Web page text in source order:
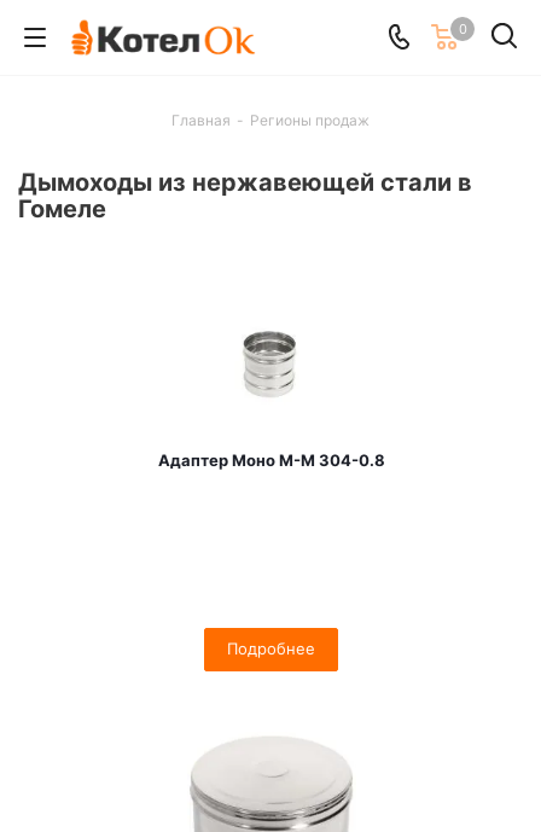
0
Главная - Регионы продаж
Дымоходы из нержавеющей стали в
Гомеле
Адаптер Моно М-М 304-0.8
Подробнее